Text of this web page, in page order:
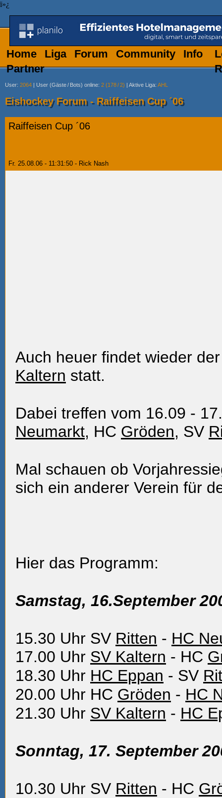
ï»¿
Home Liga Forum Community
Info
Partner
User: 2064 | User (Gäste/ Bots) online: 2 (178/2) | Aktive Liga: AHL
Eishockey Forum - Raiffeisen Cup ´06
Raiffeisen Cup ´06
Fr. 25.08.06 - 11:31:50 - Rick Nash
Auch heuer findet wieder
Kaltern statt.
Dabei treffen vom 16.09 -
Neumarkt, HC Gröden, SV
Mal schauen ob
sich ein anderer Verein für
Hier das Programm:
Samstag, 16.September
15.30 Uhr SV Ritten - HC
17.00 Uhr SV Kaltern - HC
18.30 Uhr HC Eppan - SV
20.00 Uhr HC Gröden - HC
21.30 Uhr SV Kaltern - HC
Sonntag, 17. September
10.30 Uhr SV Ritten - HC